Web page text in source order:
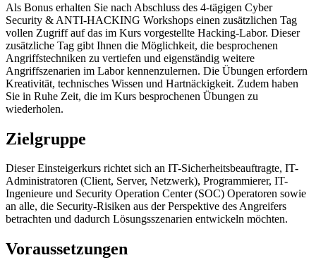
Als Bonus erhalten Sie nach Abschluss des 4-tägigen Cyber
Security & ANTI-HACKING Workshops einen zusätzlichen Tag
vollen Zugriff auf das im Kurs vorgestellte Hacking-Labor. Dieser
zusätzliche Tag gibt Ihnen die Möglichkeit, die besprochenen
Angriffstechniken zu vertiefen und eigenständig weitere
Angriffszenarien im Labor kennenzulernen. Die Übungen erfordern
Kreativität, technisches Wissen und Hartnäckigkeit. Zudem haben
Sie in Ruhe Zeit, die im Kurs besprochenen Übungen zu
wiederholen.
Zielgruppe
Dieser Einsteigerkurs richtet sich an IT-Sicherheitsbeauftragte, IT-
Administratoren (Client, Server, Netzwerk), Programmierer, IT-
Ingenieure und Security Operation Center (SOC) Operatoren sowie
an alle, die Security-Risiken aus der Perspektive des Angreifers
betrachten und dadurch Lösungsszenarien entwickeln möchten.
Voraussetzungen